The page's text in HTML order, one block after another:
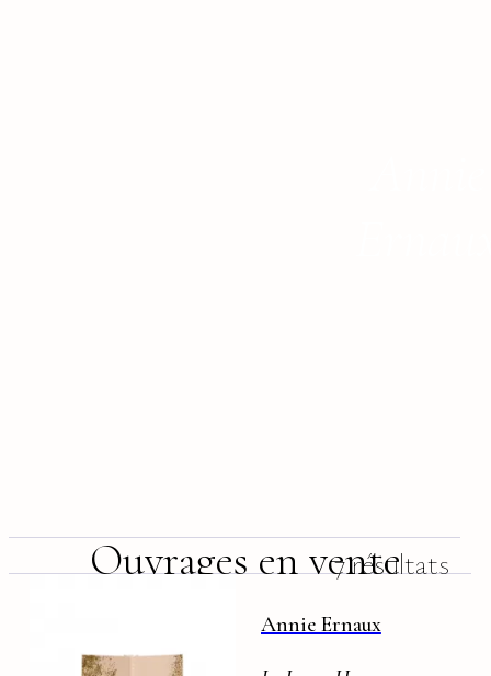
Ouvrages en vente
7 résultats
Annie Ernaux